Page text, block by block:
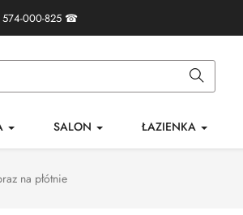
574-000-825 ☎
SALON ŁAZIENKA
na płótnie